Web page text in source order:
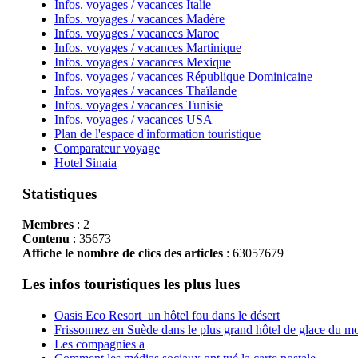
Infos. voyages / vacances Italie
Infos. voyages / vacances Madère
Infos. voyages / vacances Maroc
Infos. voyages / vacances Martinique
Infos. voyages / vacances Mexique
Infos. voyages / vacances République Dominicaine
Infos. voyages / vacances Thaïlande
Infos. voyages / vacances Tunisie
Infos. voyages / vacances USA
Plan de l'espace d'information touristique
Comparateur voyage
Hotel Sinaia
Statistiques
Membres: 2
Contenu : 35673
Affiche le nombre de clics des articles: 63057679
Les infos touristiques les plus lues
Oasis Eco Resort un hôtel fou dans le désert
Frissonnez en Suède dans le plus grand hôtel de glace du
Les compagnies a